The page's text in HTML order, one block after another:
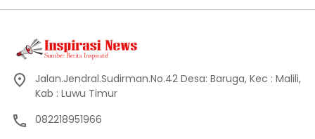
Jalan.Jendral.Sudirman.No.42 Desa: Baruga, Kec : Malili,
Kab : Luwu Timur
082218951966